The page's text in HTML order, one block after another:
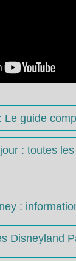
Le guide
: toutes les
:
Disneyland